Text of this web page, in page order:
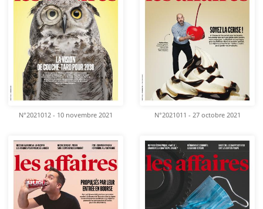
N°2021012 - 10 novembre 2021 N°2021011 - 27 octobre 2021